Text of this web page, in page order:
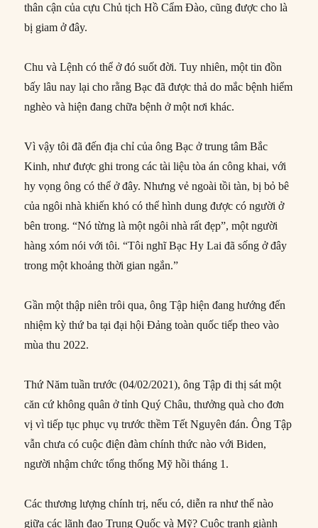
thân cận của cựu Chủ tịch Hồ Cẩm Đào, cũng được cho là
bị giam ở đây.
Chu và Lệnh có thể ở đó suốt đời. Tuy nhiên, một tin đồn
bấy lâu nay lại cho rằng Bạc đã được thả do mắc bệnh hiểm
nghèo và hiện đang chữa bệnh ở một nơi khác.
Vì vậy tôi đã đến địa chỉ của ông Bạc ở trung tâm Bắc
Kinh, như được ghi trong các tài liệu tòa án công khai, với
hy vọng ông có thể ở đây. Nhưng vẻ ngoài tồi tàn, bị bỏ bê
của ngôi nhà khiến khó có thể hình dung được có người ở
bên trong. “Nó từng là một ngôi nhà rất đẹp”, một người
hàng xóm nói với tôi. “Tôi nghĩ Bạc Hy Lai đã sống ở đây
trong một khoảng thời gian ngắn.”
Gần một thập niên trôi qua, ông Tập hiện đang hướng đến
nhiệm kỳ thứ ba tại đại hội Đảng toàn quốc tiếp theo vào
mùa thu 2022.
Thứ Năm tuần trước (04/02/2021), ông Tập đi thị sát một
căn cứ không quân ở tỉnh Quý Châu, thưởng quà cho đơn
vị vì tiếp tục phục vụ trước thềm Tết Nguyên đán. Ông Tập
vẫn chưa có cuộc điện đàm chính thức nào với Biden,
người nhậm chức tổng thống Mỹ hồi tháng 1.
Các thương lượng chính trị, nếu có, diễn ra như thế nào
giữa các lãnh đạo Trung Quốc và Mỹ? Cuộc tranh giành